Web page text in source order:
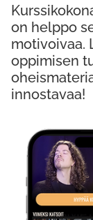
on helppo
motivoivaa.
oppimisen
innostavaa!